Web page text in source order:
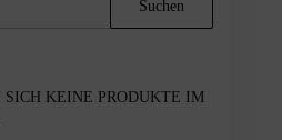
SICH KEINE PRODUKTE IM